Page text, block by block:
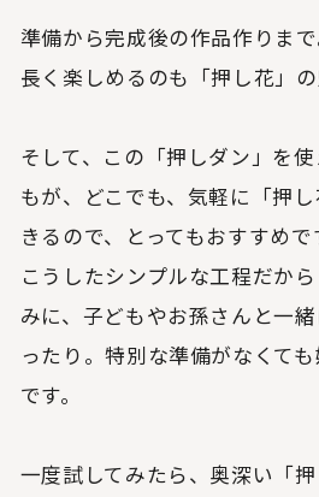
準備から完成後の作品作りまで
長く楽しめるのも「押し花」の
そして、この「押しダン」を
もが、どこでも、気軽に「押
きるので、とってもおすすめで
こうしたシンプルな工程だか
みに、子どもやお孫さんと一
ったり。特別な準備がなくて
です。
一度試してみたら、奥深い「